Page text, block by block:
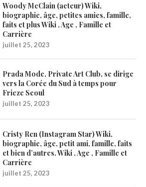
Woody McClain (acteur) Wiki,
biographie, âge, petites amies, famille,
faits et plus Wiki , Age , Famille et
Carrière
juillet 25, 2023
Prada Mode, Private Art Club, se dirige
vers la Corée du Sud à temps pour
Frieze Seoul
juillet 25, 2023
Cristy Ren (Instagram Star) Wiki,
biographie, âge, petit ami, famille, faits
et bien d’autres. Wiki , Age , Famille et
Carrière
juillet 25, 2023